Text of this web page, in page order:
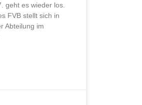
geht es wieder los.
FVB stellt sich in
Abteilung im